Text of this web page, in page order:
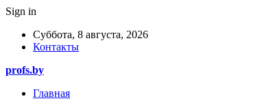
Sign in
Суббота, 8 августа, 2026
Контакты
profs.by
Главная